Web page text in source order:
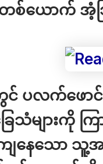
တစ်ယောက်
ပလက်ဖောင်
ေသံများကို က
ျနေသော